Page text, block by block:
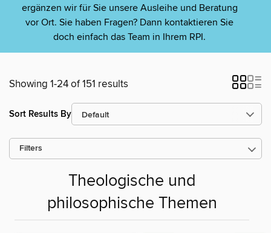
ergänzen wir für Sie unsere Ausleihe und Beratung
vor Ort. Sie haben Fragen? Dann kontaktieren Sie
doch einfach das Team in Ihrem RPI.
Showing 1-24 of 151 results
Sort Results By
Filters
Theologische und
philosophische Themen